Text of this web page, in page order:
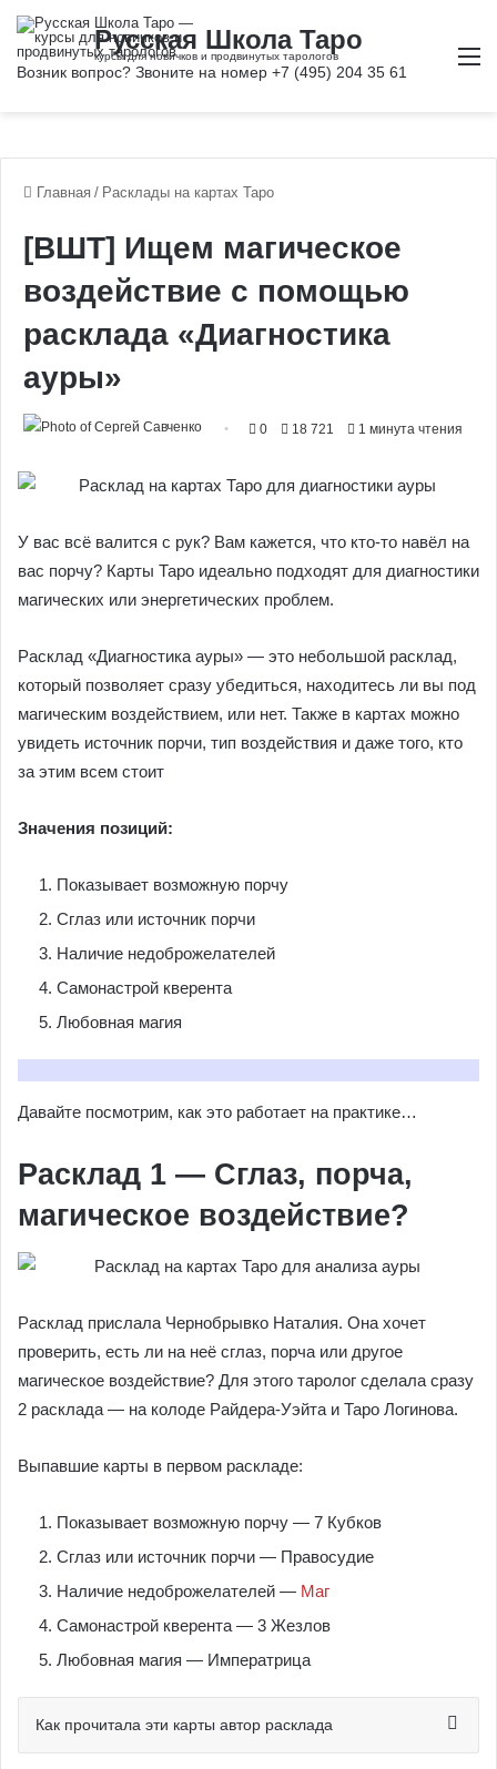
Главная / Расклады на картах Таро
[ВШТ] Ищем магическое
воздействие с помощью
расклада «Диагностика
ауры»
0 18 721 1 минута чтения
У вас всё валится с рук? Вам кажется, что кто-то навёл на
вас порчу? Карты Таро идеально подходят для диагностики
магических или энергетических проблем.
Расклад «Диагностика ауры» — это небольшой расклад,
который позволяет сразу убедиться, находитесь ли вы под
магическим воздействием, или нет. Также в картах можно
увидеть источник порчи, тип воздействия и даже того, кто
за этим всем стоит
Значения позиций:
Показывает возможную порчу
Сглаз или источник порчи
Наличие недоброжелателей
Самонастрой кверента
Любовная магия
Давайте посмотрим, как это работает на практике…
Расклад 1 — Сглаз, порча,
магическое воздействие?
Расклад прислала Чернобрывко Наталия. Она хочет
проверить, есть ли на неё сглаз, порча или другое
магическое воздействие? Для этого таролог сделала сразу
2 расклада — на колоде Райдера-Уэйта и Таро Логинова.
Выпавшие карты в первом раскладе:
Показывает возможную порчу — 7 Кубков
Сглаз или источник порчи — Правосудие
Наличие недоброжелателей — Маг
Самонастрой кверента — 3 Жезлов
Любовная магия — Императрица
Как прочитала эти карты автор расклада